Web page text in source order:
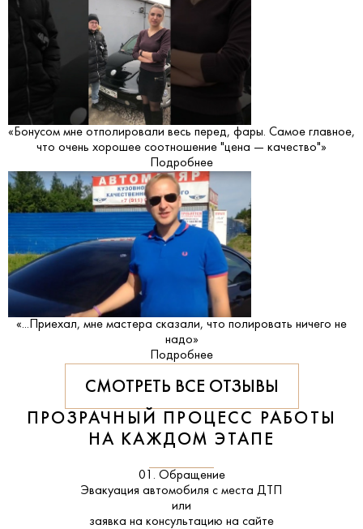
«Бонусом мне отполировали весь перед, фары. Самое главное,
что очень хорошее соотношение "цена — качество"»
Подробнее
«...Приехал, мне мастера сказали, что полировать ничего не
надо»
Подробнее
СМОТРЕТЬ ВСЕ ОТЗЫВЫ
ПРОЗРАЧНЫЙ ПРОЦЕСС РАБОТЫ
НА КАЖДОМ ЭТАПЕ
01. Обращение
Эвакуация автомобиля с места ДТП
или
заявка на консультацию на сайте